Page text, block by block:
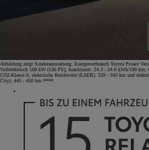
Abbildung zeigt Sonderausstattung. Energieverbrauch Toyota Proace
Vollelektrisch 100 kW (136 PS), kombiniert: 24.3 - 24.6 kWh/100 km;
CO2-Klasse A; elektrische Reichweite (EAER): 339 - 343 km und
City): 445 - 450 km.****